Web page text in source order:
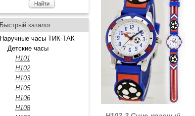
Быстрый каталог
Наручные часы ТИК-ТАК
Детские часы
H101
Н102
H103
H105
Н106
Н108